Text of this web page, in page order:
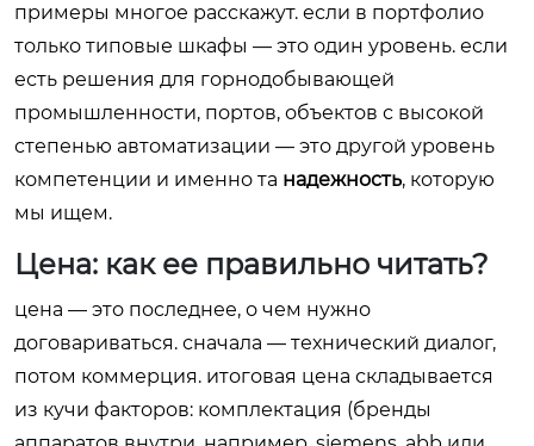
примеры многое расскажут. если в портфолио
только типовые шкафы — это один уровень. если
есть решения для горнодобывающей
промышленности, портов, объектов с высокой
степенью автоматизации — это другой уровень
компетенции и именно та надежность, которую
мы ищем.
Цена: как ее правильно читать?
цена — это последнее, о чем нужно
договариваться. сначала — технический диалог,
потом коммерция. итоговая цена складывается
из кучи факторов: комплектация (бренды